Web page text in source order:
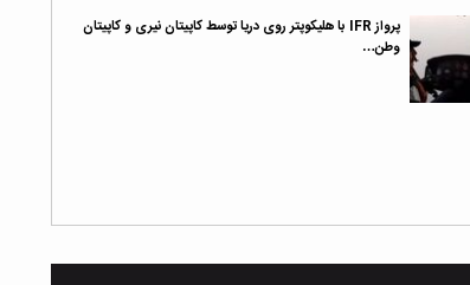
پرواز IFR با هلیکوپتر روی دریا توسط کاپیتان نیری و کاپیتان
وطن…